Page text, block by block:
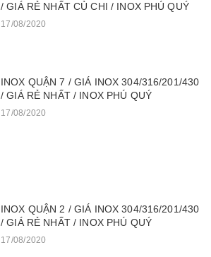
/ GIÁ RẺ NHẤT CỦ CHI / INOX PHÚ QUÝ
17/08/2020
INOX QUẬN 7 / GIÁ INOX 304/316/201/430
/ GIÁ RẺ NHẤT / INOX PHÚ QUÝ
17/08/2020
INOX QUẬN 2 / GIÁ INOX 304/316/201/430
/ GIÁ RẺ NHẤT / INOX PHÚ QUÝ
17/08/2020